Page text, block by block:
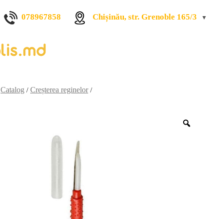
078967858 Chișinău, str. Grenoble 165/3
Catalog / Creșterea reginelor/